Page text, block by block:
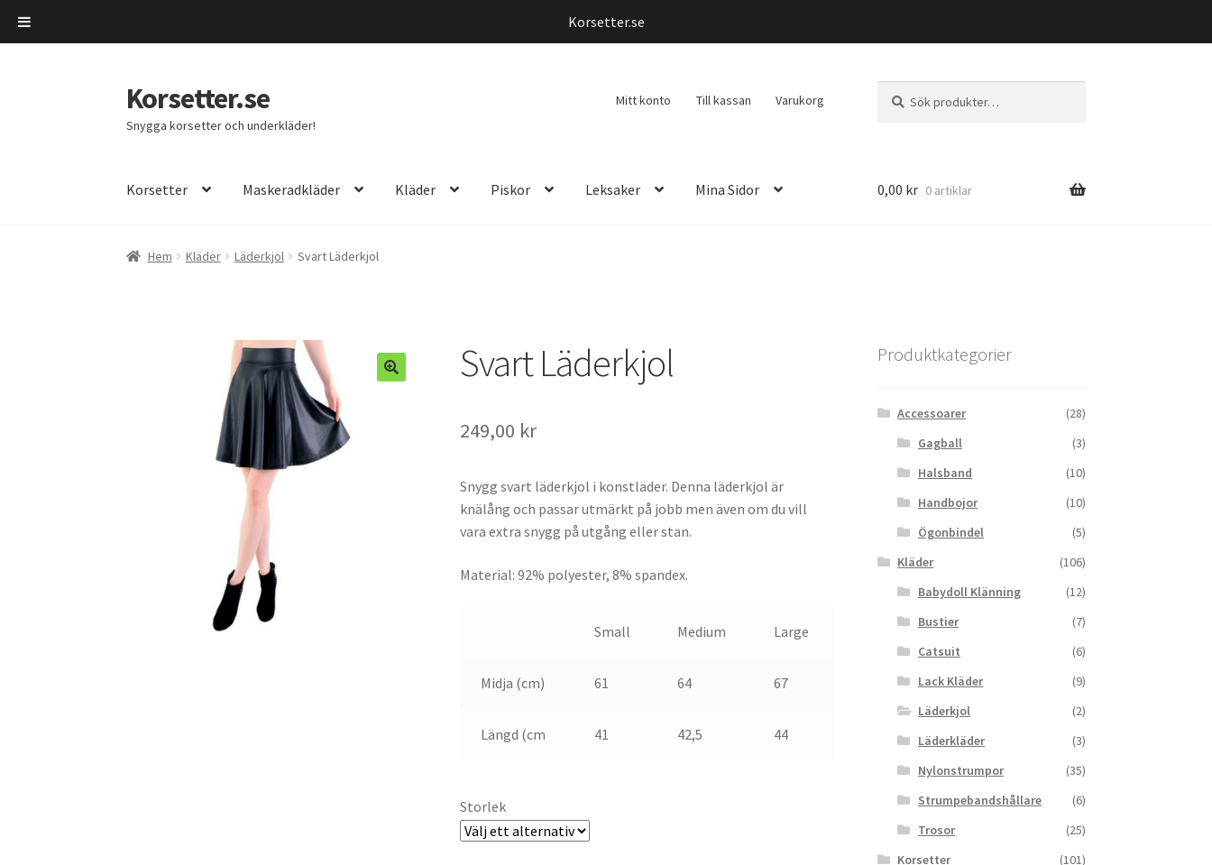
Hoppa
till
navigering
Hoppa
till
innehåll
Korsetter.se
Snygga korsetter och underkläder!
Mitt konto Till kassan Varukorg
efter:
Korsetter Maskeradkläder Kläder Piskor Leksaker Mina Sidor 0,00 kr 0 artiklar
Hem Kläder Läderkjol Svart Läderkjol
Svart Läderkjol
249,00 kr
Snygg svart läderkjol i konstläder. Denna läderkjol är
knälång och passar utmärkt på jobb men även om du vill
vara extra snygg på utgång eller stan.
Material: 92% polyester, 8% spandex.
Small Medium Large
Midja (cm) 61 64 67
Längd (cm 41 42,5 44
Storlek
Produktkategorier
Accessoarer
(28)
Gagball
(3)
Halsband
(10)
Handbojor
(10)
Ögonbindel
(5)
Kläder
(106)
Babydoll Klänning
(12)
Bustier
(7)
Catsuit
(6)
Lack Kläder
(9)
Läderkjol
(2)
Läderkläder
(3)
Nylonstrumpor
(35)
Strumpebandshållare
(6)
Trosor
(25)
Korsetter
(101)
Korsetter.se